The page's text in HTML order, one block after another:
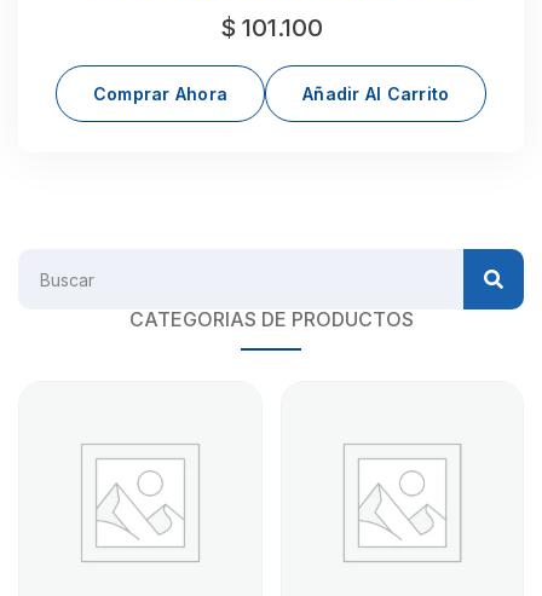
$ 101.100
Comprar Ahora Añadir Al Carrito
CATEGORIAS DE PRODUCTOS